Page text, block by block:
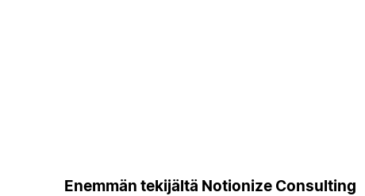
Enemmän tekijältä Notionize Consulting